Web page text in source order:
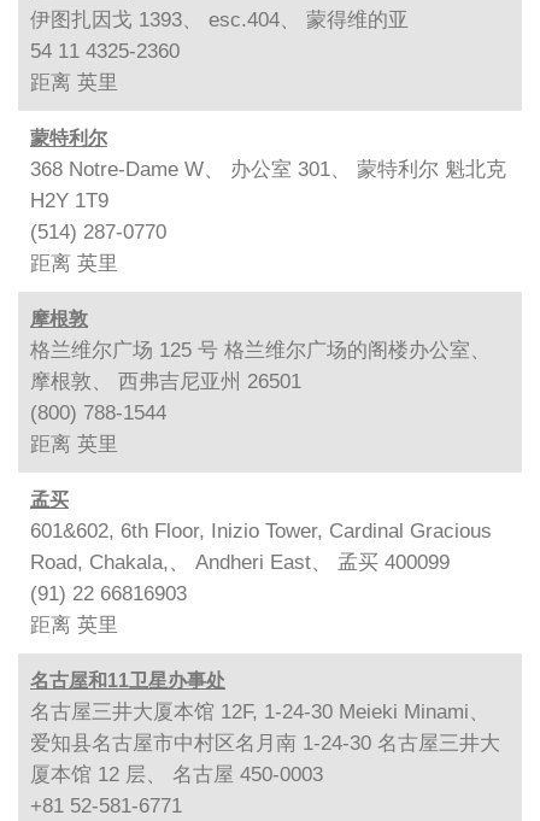
伊图扎因戈 1393、 esc.404、 蒙得维的亚
54 11 4325-2360
距离 英里
蒙特利尔
368 Notre-Dame W、 办公室 301、 蒙特利尔 魁北克
H2Y 1T9
(514) 287-0770
距离 英里
摩根敦
格兰维尔广场 125 号 格兰维尔广场的阁楼办公室、
摩根敦、 西弗吉尼亚州 26501
(800) 788-1544
距离 英里
孟买
601&602, 6th Floor, Inizio Tower, Cardinal Gracious
Road, Chakala,、 Andheri East、 孟买 400099
(91) 22 66816903
距离 英里
名古屋和11卫星办事处
名古屋三井大厦本馆 12F, 1-24-30 Meieki Minami、
爱知县名古屋市中村区名月南 1-24-30 名古屋三井大
厦本馆 12 层、 名古屋 450-0003
+81 52-581-6771